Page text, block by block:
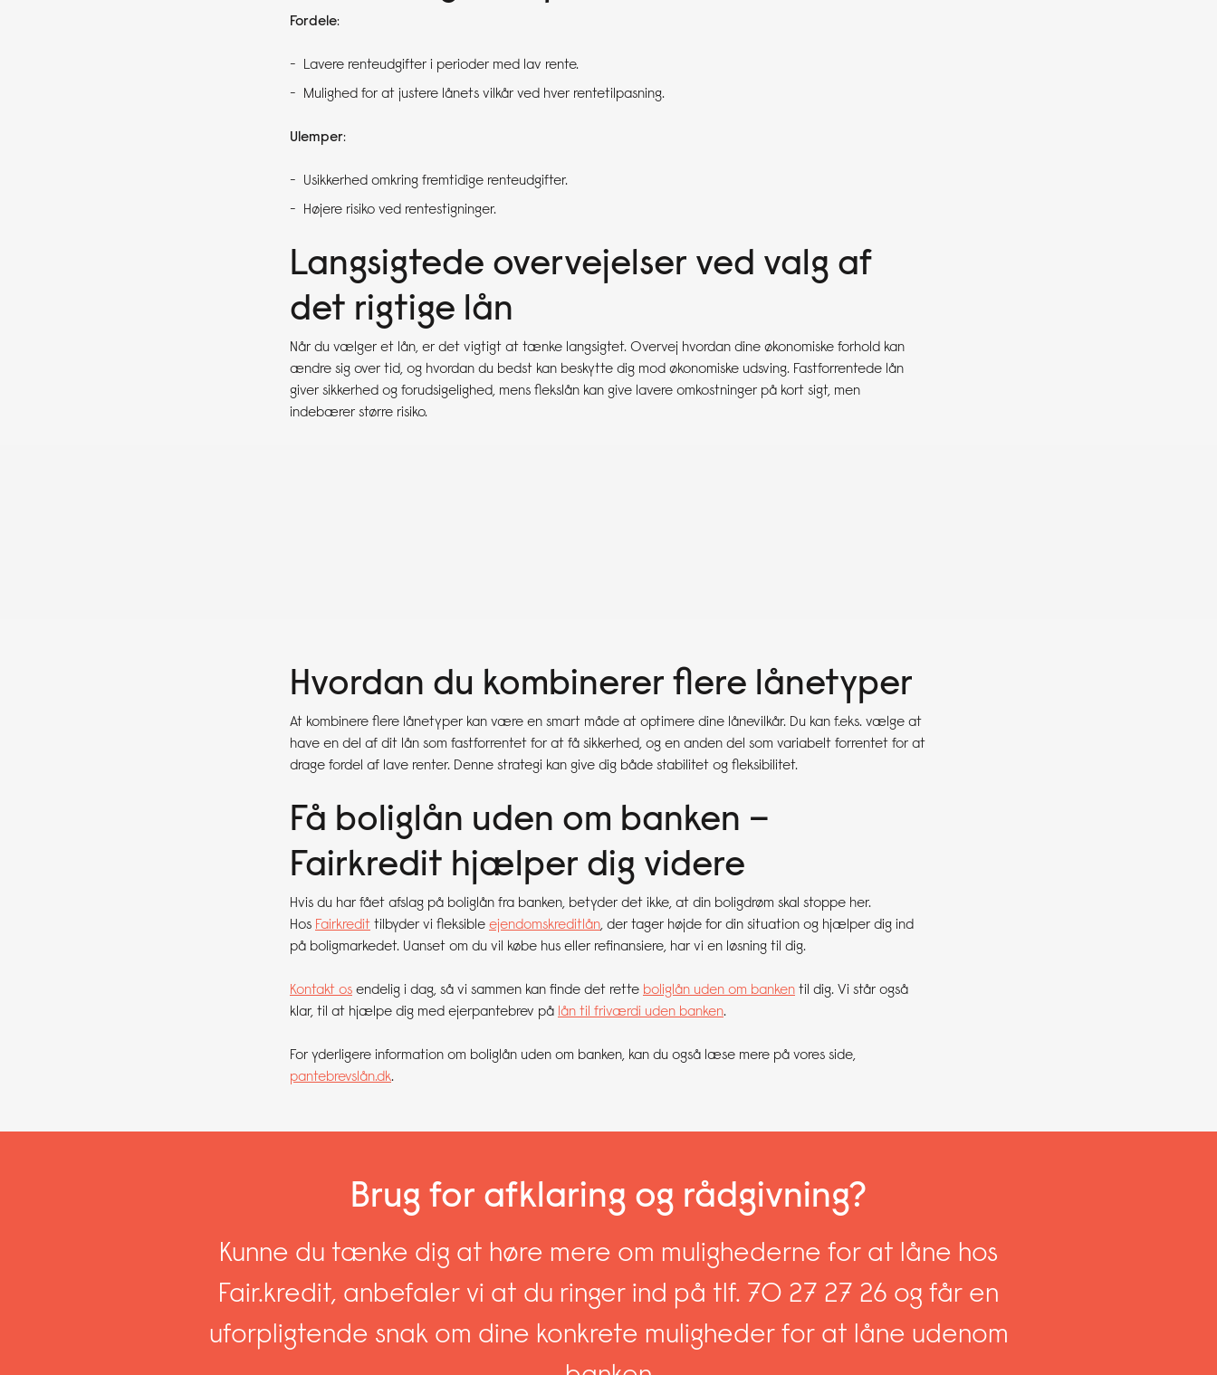
Fordele:
Lavere renteudgifter i perioder med lav rente.
Mulighed for at justere lånets vilkår ved hver rentetilpasning.
Ulemper:
Usikkerhed omkring fremtidige renteudgifter.
Højere risiko ved rentestigninger.
Langsigtede overvejelser ved valg af
det rigtige lån
Når du vælger et lån, er det vigtigt at tænke langsigtet. Overvej hvordan dine økonomiske forhold kan
ændre sig over tid, og hvordan du bedst kan beskytte dig mod økonomiske udsving. Fastforrentede lån
giver sikkerhed og forudsigelighed, mens flekslån kan give lavere omkostninger på kort sigt, men
indebærer større risiko.
Hvordan du kombinerer flere lånetyper
At kombinere flere lånetyper kan være en smart måde at optimere dine lånevilkår. Du kan f.eks. vælge at
have en del af dit lån som fastforrentet for at få sikkerhed, og en anden del som variabelt forrentet for at
drage fordel af lave renter. Denne strategi kan give dig både stabilitet og fleksibilitet.
Få boliglån uden om banken –
Fairkredit hjælper dig videre
Hvis du har fået afslag på boliglån fra banken, betyder det ikke, at din boligdrøm skal stoppe her.
Hos Fairkredit tilbyder vi fleksible ejendomskreditlån, der tager højde for din situation og hjælper dig ind
på boligmarkedet. Uanset om du vil købe hus eller refinansiere, har vi en løsning til dig.
Kontakt os endelig i dag, så vi sammen kan finde det rette boliglån uden om banken til dig. Vi står også
klar, til at hjælpe dig med ejerpantebrev på lån til friværdi uden banken.
For yderligere information om boliglån uden om banken, kan du også læse mere på vores side,
pantebrevslån.dk.
Brug for afklaring og rådgivning?
Kunne du tænke dig at høre mere om mulighederne for at låne hos
Fair.kredit, anbefaler vi at du ringer ind på tlf. 70 27 27 26 og får en
uforpligtende snak om dine konkrete muligheder for at låne udenom